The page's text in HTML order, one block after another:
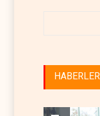
HABERLER